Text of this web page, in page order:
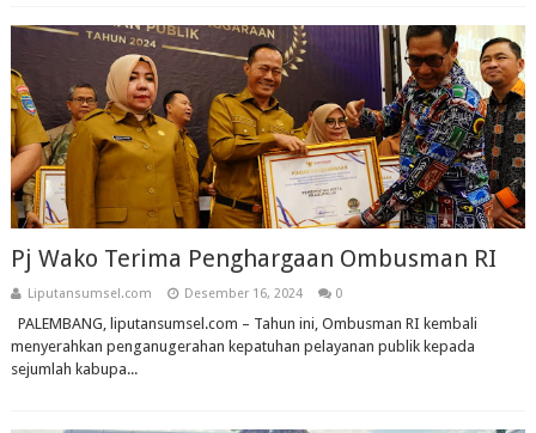
Pj Wako Terima Penghargaan Ombusman RI
Liputansumsel.com Desember 16, 2024 0
PALEMBANG, liputansumsel.com – Tahun ini, Ombusman RI kembali
menyerahkan penganugerahan kepatuhan pelayanan publik kepada
sejumlah kabupa...